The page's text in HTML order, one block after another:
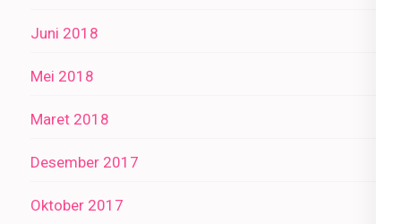
Juni 2018
Mei 2018
Maret 2018
Desember 2017
Oktober 2017